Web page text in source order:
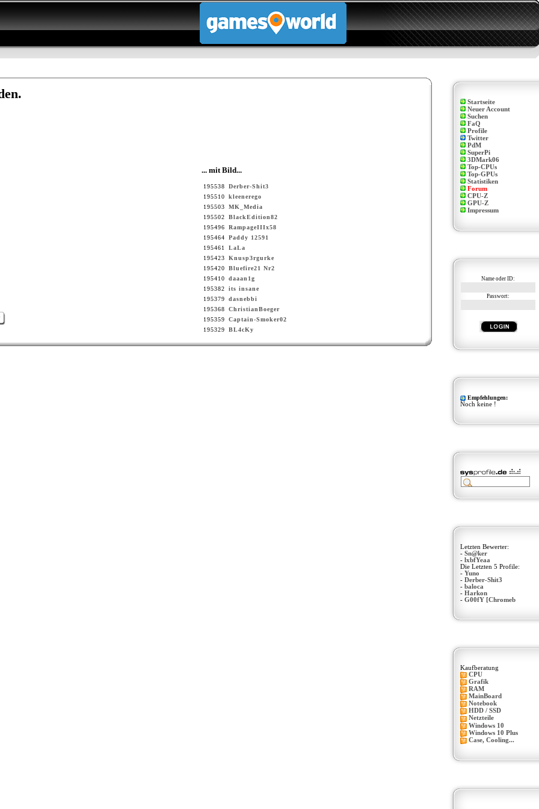
... mit Bild...
195538
Derber-Shit3
195510
kleenerego
195503
MK_Media
195502
BlackEdition82
195496
RampageIIIx58
195464
Paddy 12591
195461
LaLa
195423
Knusp3rgurke
195420
Bluefire21 Nr2
195410
daaan1g
195382
its insane
195379
dasnebbi
195368
ChristianBoeger
195359
Captain-Smoker02
195329
BL4cKy
Startseite
Neuer Account
Suchen
FaQ
Profile
Twitter
PdM
SuperPi
3DMark06
Top-CPUs
Top-GPUs
Statistiken
Forum
CPU-Z
GPU-Z
Impressum
Name oder ID:
Passwort:
Empfehlungen:
Noch keine !
Letzten Bewerter:
- Sn@ker
- lxbfYeaa
Die Letzten 5 Profile:
- Yuno
- Derber-Shit3
- baloca
- Harkon
- G00fY [Chromeb
Kaufberatung
CPU
Grafik
RAM
MainBoard
Notebook
HDD / SSD
Netzteile
Windows 10
Windows 10 Plus
Case, Cooling...